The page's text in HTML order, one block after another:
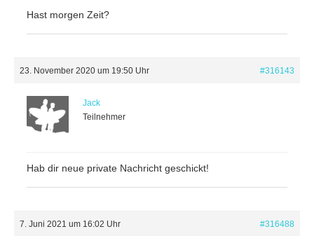
Hast morgen Zeit?
23. November 2020 um 19:50 Uhr #316143
Jack
Teilnehmer
Hab dir neue private Nachricht geschickt!
7. Juni 2021 um 16:02 Uhr #316488